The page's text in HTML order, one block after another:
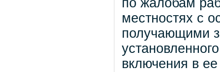
по жалобам
местностях с
получающими
включения в